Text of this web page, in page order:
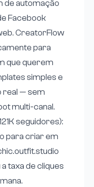
de automação
Facebook
CreatorFlow
para
que querem
simples e
real — sem
multi-canal.
seguidores):
para criar em
taxa de cliques